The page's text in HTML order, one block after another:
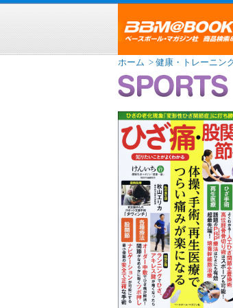
ホーム > 健康・トレーニン